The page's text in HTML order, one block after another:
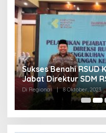
Sukses Benahi RSUD
Jabat Direktur SDM
Di Regional | 8 Oktober, 2023